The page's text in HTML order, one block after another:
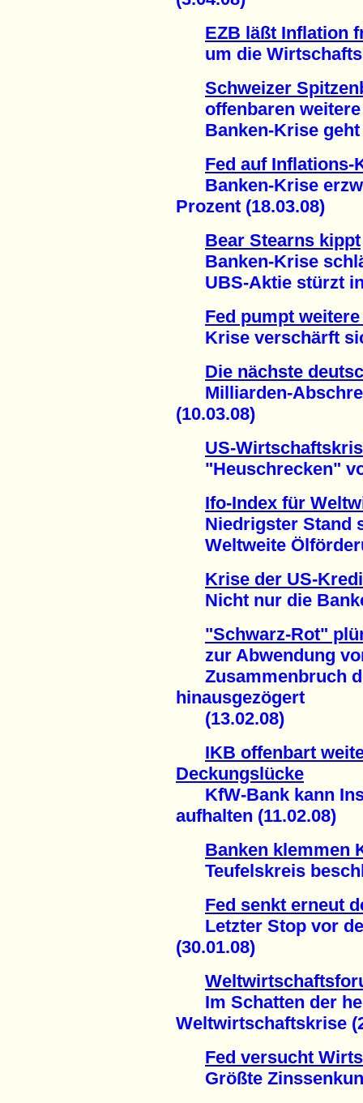
EZB läßt Inflation
um die
Schweizer
offenbaren weitere
Banken-Krise geht
Fed auf Inflations-
Banken-Krise
Prozent (18.03.08)
Bear Stearns kippt
Banken-Krise
UBS-Aktie stürzt in
Fed pumpt
Krise verschärft
Die nächste
Milliarden-
(10.03.08)
US-
"Heuschrecken"
Ifo-Index für
Niedrigster Stand
Weltweite
Krise der US-
Nicht nur die
"Schwarz-Rot"
zur Abwendung
Zusammenbruch
hinausgezögert
(13.02.08)
IKB offenbart
Deckungslücke
KfW-Bank kann
aufhalten (11.02.08)
Banken klemmen
Teufelskreis
Fed senkt erneut
Letzter Stop vor
(30.01.08)
Im Schatten der
Weltwirtschaftskrise
Fed versucht
Größte